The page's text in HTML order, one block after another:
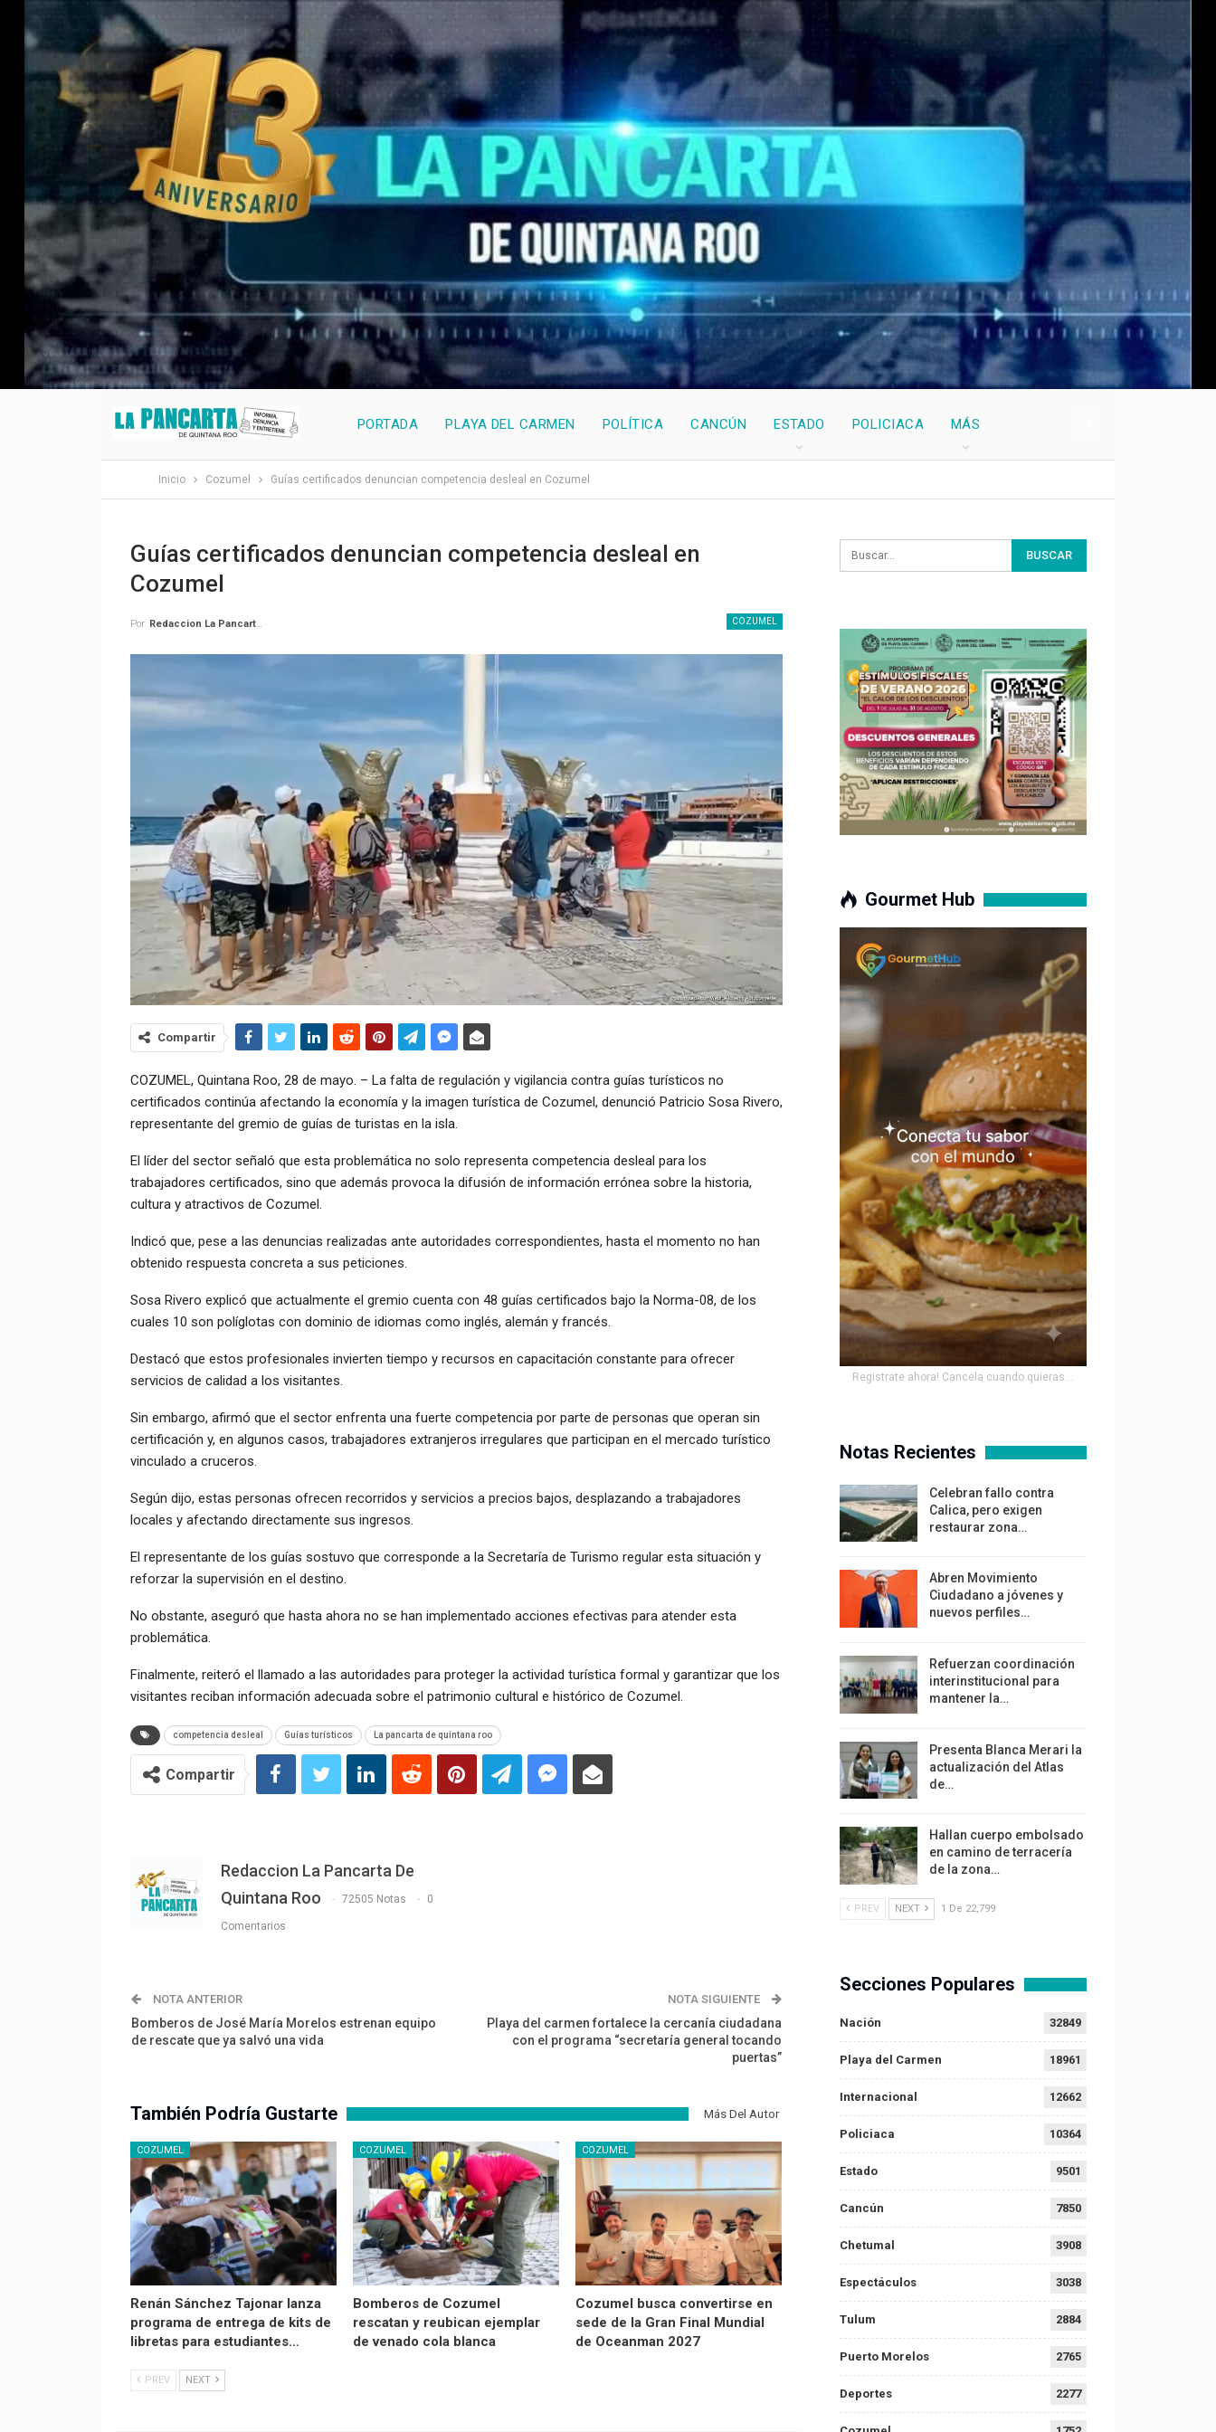
PORTADA PLAYA DEL CARMEN POLÍTICA CANCÚN ESTADO POLICIACA MÁS
Inicio Cozumel Guías certificados denuncian competencia desleal en Cozumel
Guías certificados denuncian competencia desleal en
Cozumel
COZUMEL
Por Redaccion La Pancarta De Quintana Roo
Compartir
COZUMEL, Quintana Roo, 28 de mayo. – La falta de regulación y vigilancia contra guías turísticos no
certificados continúa afectando la economía y la imagen turística de Cozumel, denunció Patricio Sosa Rivero,
representante del gremio de guías de turistas en la isla.
El líder del sector señaló que esta problemática no solo representa competencia desleal para los
trabajadores certificados, sino que además provoca la difusión de información errónea sobre la historia,
cultura y atractivos de Cozumel.
Indicó que, pese a las denuncias realizadas ante autoridades correspondientes, hasta el momento no han
obtenido respuesta concreta a sus peticiones.
Sosa Rivero explicó que actualmente el gremio cuenta con 48 guías certificados bajo la Norma-08, de los
cuales 10 son políglotas con dominio de idiomas como inglés, alemán y francés.
Destacó que estos profesionales invierten tiempo y recursos en capacitación constante para ofrecer
servicios de calidad a los visitantes.
Sin embargo, afirmó que el sector enfrenta una fuerte competencia por parte de personas que operan sin
certificación y, en algunos casos, trabajadores extranjeros irregulares que participan en el mercado turístico
vinculado a cruceros.
Según dijo, estas personas ofrecen recorridos y servicios a precios bajos, desplazando a trabajadores
locales y afectando directamente sus ingresos.
El representante de los guías sostuvo que corresponde a la Secretaría de Turismo regular esta situación y
reforzar la supervisión en el destino.
No obstante, aseguró que hasta ahora no se han implementado acciones efectivas para atender esta
problemática.
Finalmente, reiteró el llamado a las autoridades para proteger la actividad turística formal y garantizar que los
visitantes reciban información adecuada sobre el patrimonio cultural e histórico de Cozumel.
competencia desleal Guías turísticos La pancarta de quintana roo
Compartir
Redaccion La Pancarta De
Quintana Roo
72505 Notas 0
Comentarios
NOTA ANTERIOR
Bomberos de José María Morelos estrenan equipo
de rescate que ya salvó una vida
NOTA SIGUIENTE
Playa del carmen fortalece la cercanía ciudadana
con el programa “secretaría general tocando
puertas”
También Podría Gustarte Más Del Autor
COZUMEL
Renán Sánchez Tajonar lanza
programa de entrega de kits de
libretas para estudiantes…
COZUMEL
Bomberos de Cozumel
rescatan y reubican ejemplar
de venado cola blanca
COZUMEL
Cozumel busca convertirse en
sede de la Gran Final Mundial
de Oceanman 2027
PREV NEXT
Gourmet Hub
Registrate ahora! Cancela cuando quieras...
Notas Recientes
Celebran fallo contra
Calica, pero exigen
restaurar zona…
Abren Movimiento
Ciudadano a jóvenes y
nuevos perfiles…
Refuerzan coordinación
interinstitucional para
mantener la…
Presenta Blanca Merari la
actualización del Atlas
de…
Hallan cuerpo embolsado
en camino de terracería
de la zona…
PREV NEXT 1 De 22,799
Secciones Populares
Nación 32849
Playa del Carmen 18961
Internacional 12662
Policiaca 10364
Estado 9501
Cancún 7850
Chetumal 3908
Espectáculos 3038
Tulum 2884
Puerto Morelos 2765
Deportes 2277